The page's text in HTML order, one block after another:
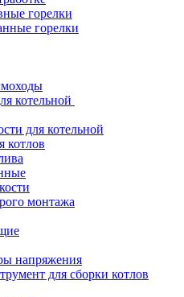
горелки
горелки
котельной
для котельной
котлов
монтажа
напряжения
для сборки котлов